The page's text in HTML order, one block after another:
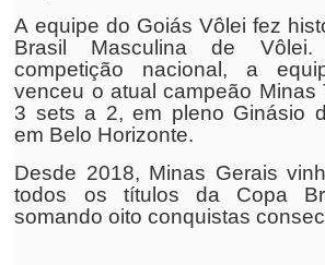
A equipe do Goiás Vôlei fez
Brasil Masculina de
competição nacional, a
venceu o atual campeão Minas
3 sets a 2, em pleno Ginásio
em Belo Horizonte.
Desde 2018, Minas Gerais
todos os títulos da Copa
somando oito conquistas